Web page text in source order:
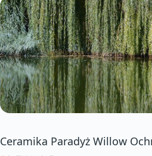
Ceramika Paradyż Willow